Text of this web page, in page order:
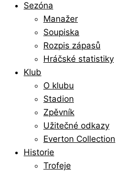
Sezóna
Manažer
Soupiska
Rozpis zápasů
Hráčské statistiky
Klub
O klubu
Stadion
Zpěvník
Užitečné odkazy
Everton Collection
Historie
Trofeje